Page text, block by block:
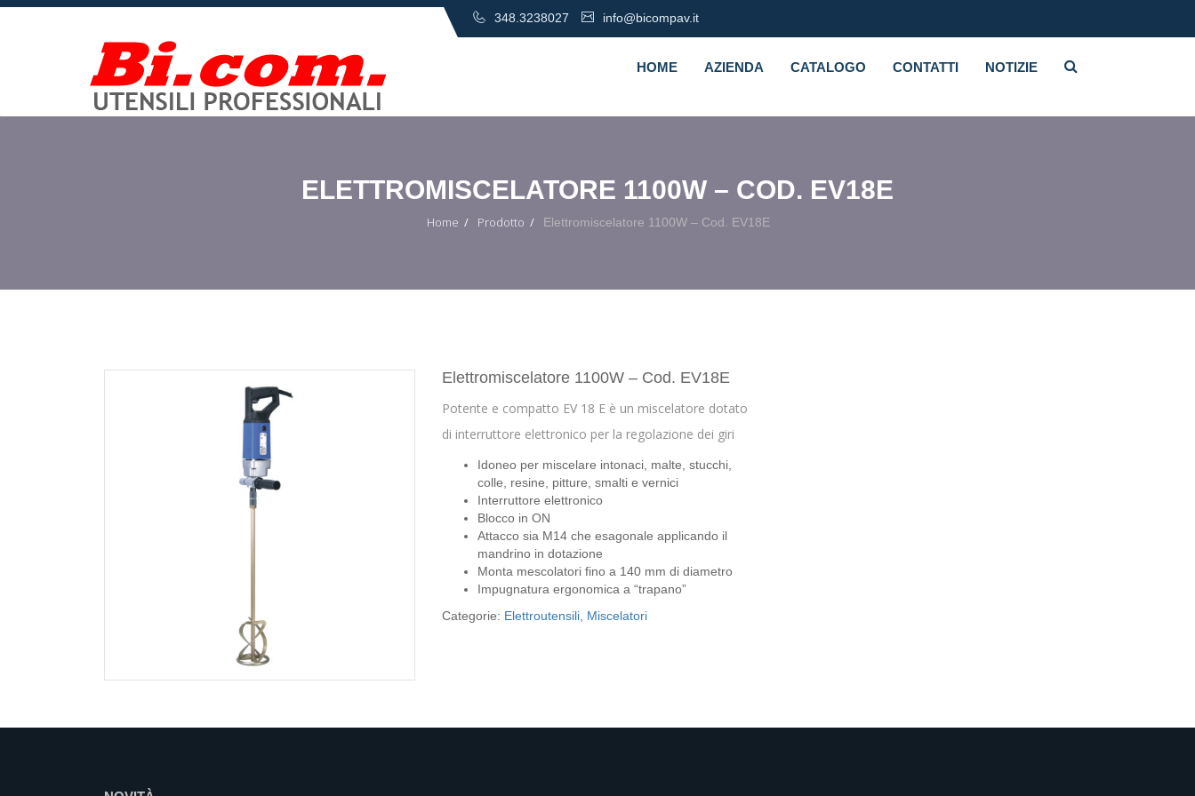
348.3238027 info@bicompav.it
HOME AZIENDA CATALOGO CONTATTI NOTIZIE
ELETTROMISCELATORE 1100W – COD. EV18E
Home Prodotto Elettromiscelatore 1100W – Cod. EV18E
Elettromiscelatore 1100W – Cod. EV18E
Potente e compatto EV 18 E è un miscelatore dotato
di interruttore elettronico per la regolazione dei giri
Idoneo per miscelare intonaci, malte, stucchi,
colle, resine, pitture, smalti e vernici
Interruttore elettronico
Blocco in ON
Attacco sia M14 che esagonale applicando il
mandrino in dotazione
Monta mescolatori fino a 140 mm di diametro
Impugnatura ergonomica a “trapano”
Categorie: Elettroutensili, Miscelatori